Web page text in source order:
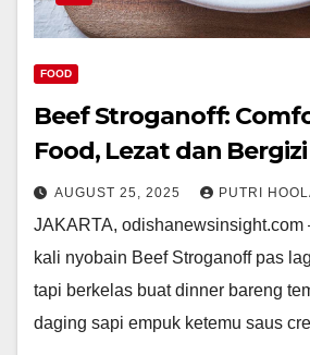
FOOD
Beef Stroganoff:
Food, Lezat dan Bergizi
AUGUST 25, 2025 PUTRI
JAKARTA,
kali nyobain Beef Stroganoff pas
tapi berkelas buat dinner bareng
daging sapi empuk ketemu saus